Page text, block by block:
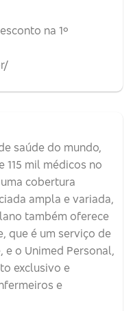
na 1º
saúde do mundo,
115 mil médicos no
cobertura
ampla e variada,
também oferece
que é um serviço de
o Unimed Personal,
exclusivo e
e